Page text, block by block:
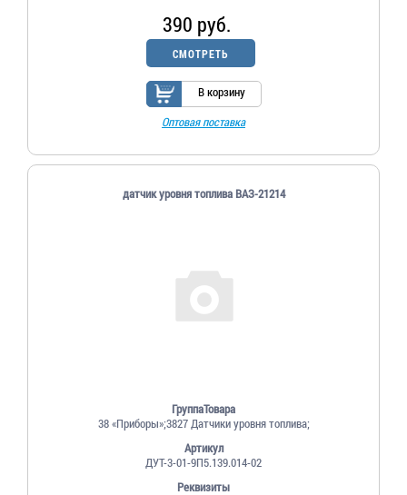
390 руб.
СМОТРЕТЬ
В корзину
Оптовая поставка
датчик уровня топлива ВАЗ-21214
ГруппаТовара
38 «Приборы»;3827 Датчики уровня топлива;
Артикул
ДУТ-3-01-9П5.139.014-02
Реквизиты